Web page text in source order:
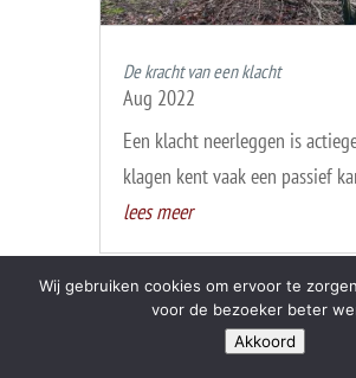
De kracht van een klacht
Aug 2022
Een klacht neerleggen is
klagen kent vaak een passief
lees meer
Wij gebruiken cookies om ervoor te
voor de bezoeker beter
Akkoord